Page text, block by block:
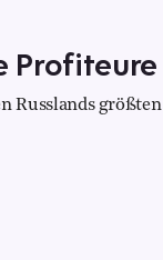
Profiteure
Russlands größten